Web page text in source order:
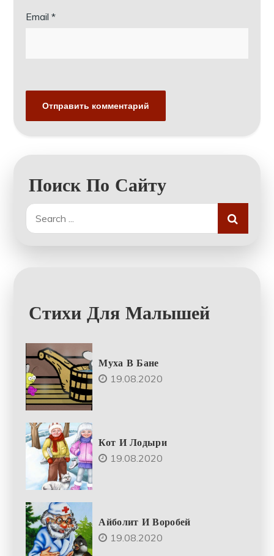
Email*
Поиск По Сайту
Search
for:
Стихи Для Малышей
Муха В Бане
19.08.2020
Кот И Лодыри
19.08.2020
Айболит И Воробей
19.08.2020